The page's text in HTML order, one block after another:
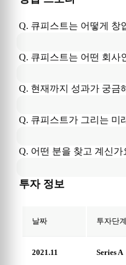
Q. 큐피스트는 어떻게 창
Q. 큐피스트는 어떤 회사
Q. 현재까지 성과가 궁금
Q. 큐피스트가 그리는 미
Q. 어떤 분을 찾고 계신가
투자 정보
날짜 투자단계
2021.11 Series A